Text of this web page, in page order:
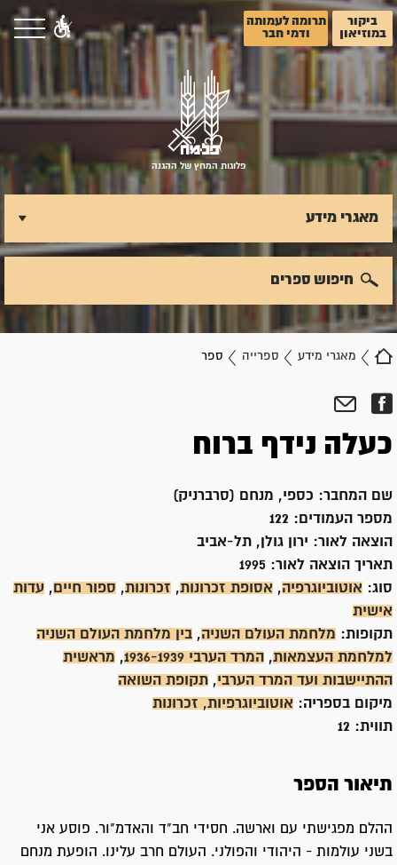
ביקור
במוזיאון
תרומה לעמותה
ודמי חבר
פלוגות המחץ של ההגנה
מאגרי מידע ספרייה ספר
מאגרי מידע
חיפוש ספרים
כעלה נידף ברוח
שם המחבר: כספי, מנחם (סרברניק)
מספר העמודים: 122
הוצאה לאור: ירון גולן, תל-אביב
תאריך הוצאה לאור:
סוג: אוטוביוגרפיה, אסופת זכרונות, זכרונות, ספור חיים , עדות
אישית
תקופות: מלחמת העולם השניה, בין מלחמת העולם השניה
למלחמת העצמאות, המרד הערבי 1936-1939 , מראשית
ההתיישבות ועד המרד הערבי, תקופת השואה
מיקום בספריה: אוטוביוגרפיות, זכרונות
תווית: 12
תיאור הספר
ההלם מפגישתי עם וארשה. חסידי חב"ד והאדמ"ור. פוסע אני
בשני עולמות - היהודי והפולני. העולם חרב עלינו. הופעת מנחם